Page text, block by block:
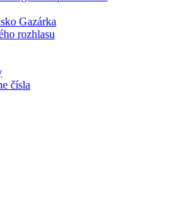
Gazárka
rozhlasu
čísla